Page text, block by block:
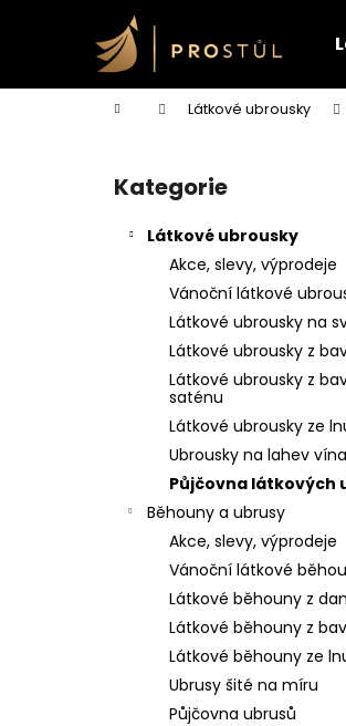
Domů Látkové ubrousky
Přeskočit
kategorie
Kategorie
Látkové ubrousky
Akce, slevy, výprodeje
Vánoční látkové
Látkové ubrousky na
Látkové ubrousky z
Látkové ubrousky z
saténu
Látkové ubrousky ze
Ubrousky na lahev vína
Půjčovna látkových
Běhouny a ubrusy
Akce, slevy, výprodeje
Vánoční látkové
Látkové běhouny z
Látkové běhouny z
Látkové běhouny ze
Ubrusy šité na míru
Půjčovna ubrusů
í
Zpět
do
Zpět
do
PŮJČOVNA ŠEDÝCH UBRUSŮ
550 Kč